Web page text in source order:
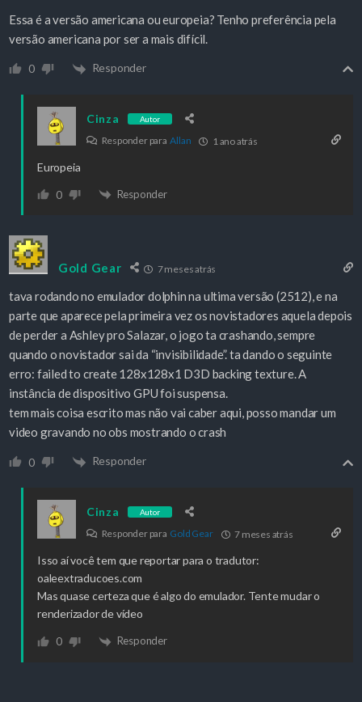
Essa é a versão americana ou europeia? Tenho preferência pela
versão americana por ser a mais difícil.
0 Responder
Cinza Autor
Responder paraAllan 1 ano atrás
Europeia
0 Responder
Gold Gear 7 meses atrás
tava rodando no emulador dolphin na ultima versão (2512), e na
parte que aparece pela primeira vez os novistadores aquela depois
de perder a Ashley pro Salazar, o jogo ta crashando, sempre
quando o novistador sai da “invisibilidade”. ta dando o seguinte
erro: failed to create 128x128x1 D3D backing texture. A
instância de dispositivo GPU foi suspensa.
tem mais coisa escrito mas não vai caber aqui, posso mandar um
video gravando no obs mostrando o crash
0 Responder
Cinza Autor
Responder para Gold Gear 7 meses atrás
Isso aí você tem que reportar para o tradutor:
oaleextraducoes.com
Mas quase certeza que é algo do emulador. Tente mudar o
renderizador de vídeo
0 Responder